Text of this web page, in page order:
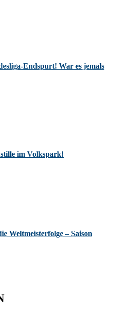
Endspurt! War es jemals
im Volkspark!
Weltmeisterfolge – Saison